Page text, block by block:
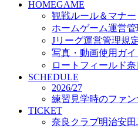
GOODS
オフィシャルストア
オンラインストア
ACADEMY
アカデミーについて
プロジェクト
コーチ&スタッフ
ジュニア
ジュニアユース
ユース
HOMEGAME
観戦ルール＆マナー
ホームゲーム運営
Jリーグ運営管理規
写真・動画使用ガ
ロートフィールド奈
SCHEDULE
2026/27
練習見学時のファ
TICKET
奈良クラブ明治安田